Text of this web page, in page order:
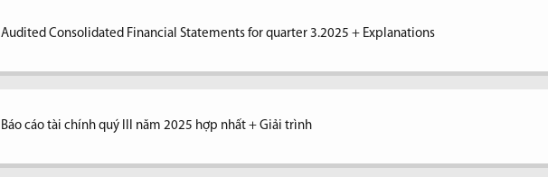
Audited Consolidated Financial Statements for quarter 3.2025 + Explanations
Báo cáo tài chính quý III năm 2025 hợp nhất + Giải trình